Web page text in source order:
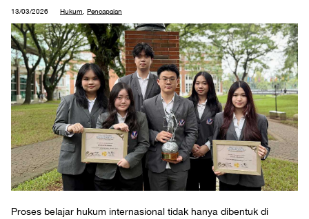
13/03/2026 Hukum Pencapaian
Proses belajar hukum internasional tidak hanya dibentuk di